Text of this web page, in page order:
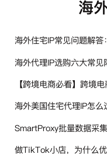
海
海外代理IP选购六大常见
【跨境电商必看】跨境
SmartProxy批量数据采
做TikTok小店，为什么优